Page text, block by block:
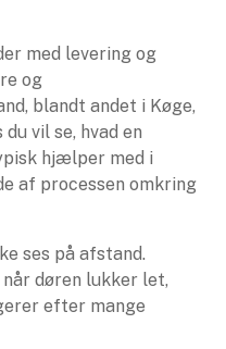
med levering og
og
blandt andet i Køge,
vil se, hvad en
hjælper med i
af processen omkring
ses på afstand.
døren lukker let,
efter mange